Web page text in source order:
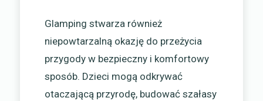
Glamping stwarza również
niepowtarzalną okazję do przeżycia
przygody w bezpieczny i komfortowy
sposób. Dzieci mogą odkrywać
otaczającą przyrodę, budować szałasy